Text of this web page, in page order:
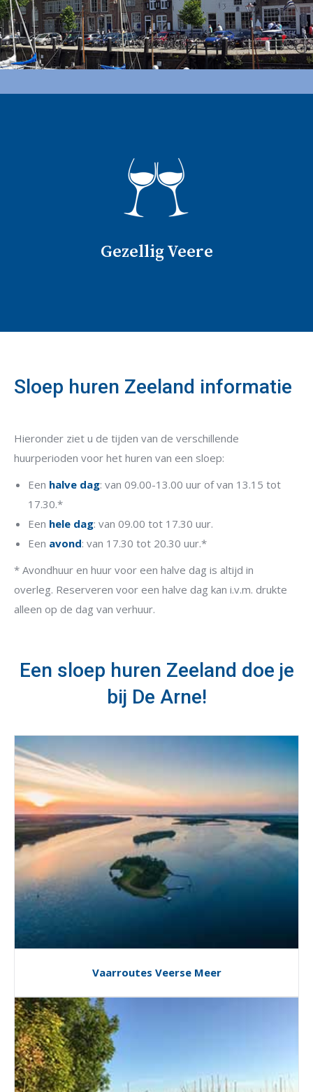
Gezellig Veere
Gezellig Veere
Bezoek het mooie en gezellige stadje Veere. In deze
kunt u gezellig winkelen en een terrasje pakken. En natuurlijk
ook lekker eten.
Sloep huren Zeeland informatie
Hieronder ziet u de tijden van de verschillende
huurperioden voor het huren van een sloep:
Een halve dag: van 09.00-13.00 uur of van 13.15 tot
17.30.*
Een hele dag: van 09.00 tot 17.30 uur.
Een avond: van 17.30 tot 20.30 uur.*
* Avondhuur en huur voor een halve dag is altijd in
overleg. Reserveren voor een halve dag kan i.v.m. drukte
alleen op de dag van verhuur.
Een sloep huren Zeeland doe je
bij De Arne!
Vaarroutes Veerse Meer